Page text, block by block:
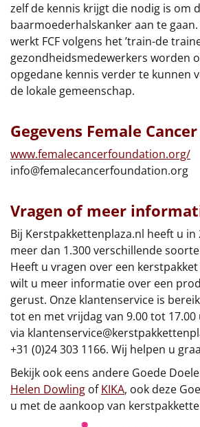
Luxe
Mannen
Vrouwen
Leuke
Goedkope
Uniek
Alle thema's
Artikel
Hitster NIEUW
Pizzarette
Tas
Wake up light
NIEUW
zelf de kennis krijgt die nodig is om
baarmoederhalskanker aan te
werkt FCF volgens het ’train-de
gezondheidsmedewerkers worden
opgedane kennis verder te kunnen
de lokale gemeenschap.
Gegevens Female
www.femalecancerfoundation.org/
info@femalecancerfoundation.org
Vragen of meer
Bij Kerstpakkettenplaza.nl heeft u in
meer dan 1.300 verschillende
Heeft u vragen over een
wilt u meer informatie over een
gerust. Onze klantenservice is
tot en met vrijdag van 9.00 tot
via
+31 (0)24 303 1166. Wij helpen u
Bekijk ook eens andere Goede
Helen Dowling ofKIKA, ook deze
u met de aankoop van